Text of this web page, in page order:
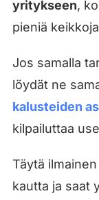
yritykseen,
pieniä
Jos samalla
löydät ne
kalusteiden
kilpailuttaa
Täytä
kautta ja saat